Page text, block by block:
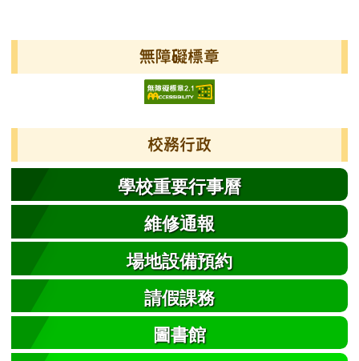
無障礙標章
校務行政
學校重要行事曆
維修通報
場地設備預約
請假課務
圖書館